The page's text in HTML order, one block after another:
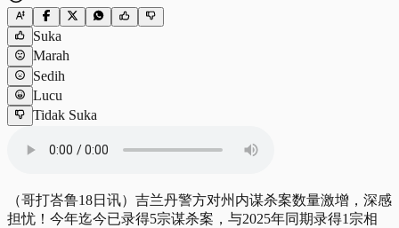
Suka
Marah
Sedih
Lucu
Tidak Suka
（哥打峇鲁18日讯）吉兰丹警方对州内谋杀案数量激增，深感
担忧！今年迄今已录得5宗谋杀案，与2025年同期录得1宗相